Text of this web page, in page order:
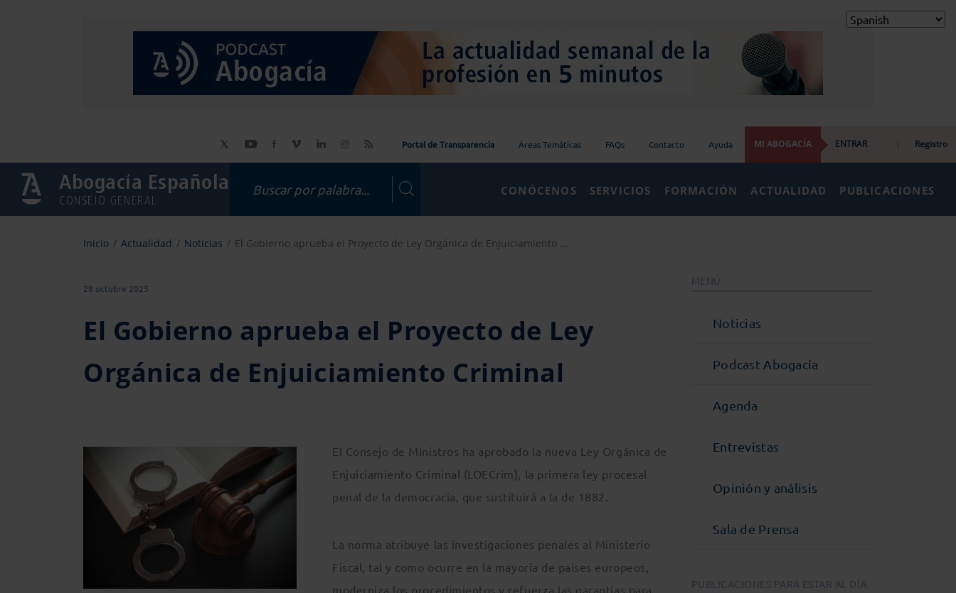
Portal de Transparencia Áreas Temáticas FAQs Contacto Ayuda MI ABOGACÍA ENTRAR | Registro
Abogacía Española
CONSEJO GENERAL
CONÓCENOS SERVICIOS FORMACIÓN ACTUALIDAD PUBLICACIONES
Inicio Actualidad Noticias El Gobierno aprueba el Proyecto de Ley Orgánica de Enjuiciamiento ...
28 octubre 2025
El Gobierno aprueba el Proyecto de Ley
Orgánica de Enjuiciamiento Criminal
El Consejo de Ministros ha aprobado la nueva Ley Orgánica de
Enjuiciamiento Criminal (LOECrim), la primera ley procesal
penal de la democracia, que sustituirá a la de 1882.
La norma atribuye las investigaciones penales al Ministerio
Fiscal, tal y como ocurre en la mayoría de países europeos,
moderniza los procedimientos y refuerza las garantías para
MENÚ
Noticias
Podcast Abogacía
Agenda
Entrevistas
Opinión y análisis
Sala de Prensa
PUBLICACIONES PARA ESTAR AL DÍA